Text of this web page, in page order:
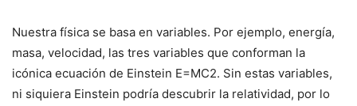
Nuestra física se basa en variables. Por ejemplo, energía,
masa, velocidad, las tres variables que conforman la
icónica ecuación de Einstein E=MC2. Sin estas variables,
ni siquiera Einstein podría descubrir la relatividad, por lo